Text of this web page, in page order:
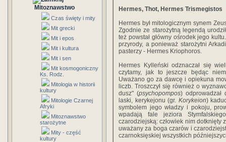
Mitoznawstwo
Czas święty i mity
Mit grecki
Mit i epos
Mit i kultura
Mit i sen
Mit kosmogoniczny
Ks. Rodz.
Mitologia w historii
kultury
Mitologie Czarnej
Afryki
Mitoznawstwo
starożytne
Mity - część
kultury
Hermes, Thot, Hermes Trismegistos
Hermes był mitologicznym synem
Zgodnie ze starożytną legendą
też powstał główny ośrodek jego
przyrody, a ponieważ starożytni
pasterzy - Hermes Kriophoros.
Hermes Kylleński odznaczał się
czytamy, jak to jeszcze będąc
Uważano go za dawcę i opiekuna
liczb. Troszczył się również o
dusz" (psychopompos) odprowadzał
laski, kerykejonu (gr. Korykeion)
symbolem jego władzy i pokoju,
wpadają fale jeziora
czarodziejską: człowiek nim dotknięty
uważany za boga czarów i
czarnoksięskiej wszystkich